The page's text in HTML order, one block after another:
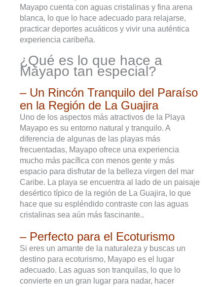
Mayapo cuenta con aguas cristalinas y fina arena
blanca, lo que lo hace adecuado para relajarse,
practicar deportes acuáticos y vivir una auténtica
experiencia caribeña.
¿Qué es lo que hace a
Mayapo tan especial?
– Un Rincón Tranquilo del Paraíso
en la Región de La Guajira
Uno de los aspectos más atractivos de la Playa
Mayapo es su entorno natural y tranquilo. A
diferencia de algunas de las playas más
frecuentadas, Mayapo ofrece una experiencia
mucho más pacífica con menos gente y más
espacio para disfrutar de la belleza virgen del mar
Caribe. La playa se encuentra al lado de un paisaje
desértico típico de la región de La Guajira, lo que
hace que su espléndido contraste con las aguas
cristalinas sea aún más fascinante..
– Perfecto para el Ecoturismo
Si eres un amante de la naturaleza y buscas un
destino para ecoturismo, Mayapo es el lugar
adecuado. Las aguas son tranquilas, lo que lo
convierte en un gran lugar para nadar, hacer